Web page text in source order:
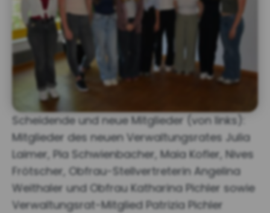
Scheidende und neue Mitglieder (von links):
Mitglieder des neuen Verwaltungsrates Julia
Laimer, Pia Schwienbacher, Maia Kofler, Nives
Frötscher, Obfrau-Stellvertreterin Angelina
Weithaler und Obfrau Katharina Pichler sowie
Verwaltungsrat-Mitglied Patrizia Pichler